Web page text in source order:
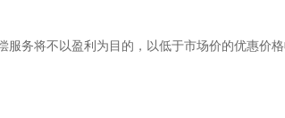
将不以盈利为目的，以低于市场价的优惠价格